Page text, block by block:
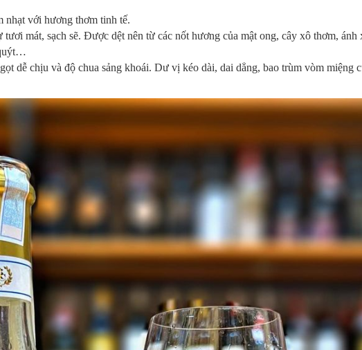
nhạt với hương thơm tinh tế.
mát, sạch sẽ. Được dệt nên từ các nốt hương của mật ong, cây xô thơm, ánh
dễ chịu và độ chua sảng khoái. Dư vị kéo dài, dai dẳng, bao trùm vòm miệng